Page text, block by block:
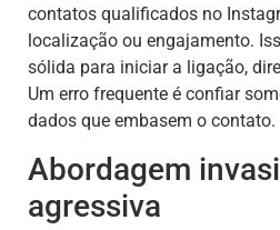
contatos qualificados no
localização ou engajamento.
sólida para iniciar a ligação,
Um erro frequente é confiar
dados que embasem o contato.
Abordagem
agressiva